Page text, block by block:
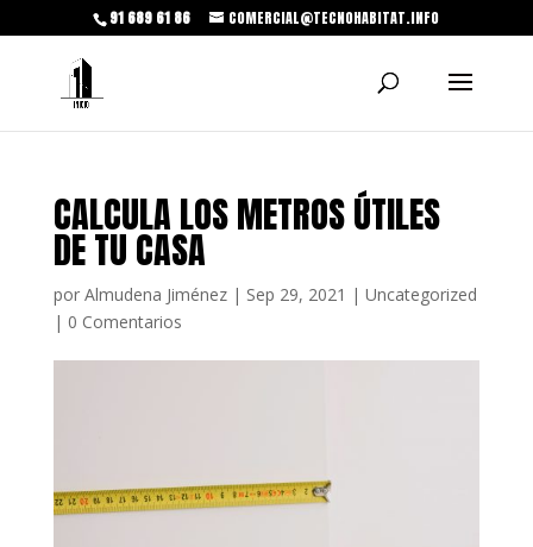
91 689 61 86 COMERCIAL@TECNOHABITAT.INFO
CALCULA LOS METROS ÚTILES
DE TU CASA
por Almudena Jiménez| Sep 29, 2021 | Uncategorized
| 0 Comentarios